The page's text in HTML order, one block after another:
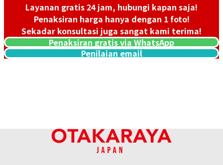
Tanggal Pembelian: Mei 2026 Tanggal Pembelian: Mei 2026
Layanan gratis 24 jam, hubungi kapan saja!
Penaksiran harga hanya dengan 1 foto!
Sekadar konsultasi juga sangat kami terima!
Penaksiran gratis via WhatsApp
Penilaian email